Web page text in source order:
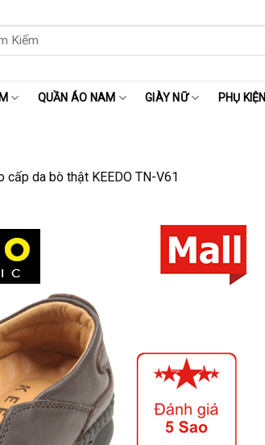
QUẦN ÁO NAM GIÀY NỮ PHỤ KIỆN
cấp da bò thật KEEDO TN-V61